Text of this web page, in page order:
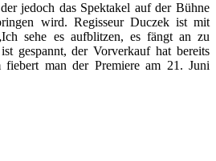
jedoch das Spektakel auf der Bühne
wird. Regisseur Duczek ist mit
sehe es aufblitzen, es fängt an zu
gespannt, der Vorverkauf hat bereits
fiebert man der Premiere am 21. Juni